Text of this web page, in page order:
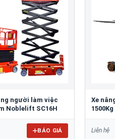
người làm việc
Noblelift SC16H
BÁO GIÁ
Xe
Liên hệ